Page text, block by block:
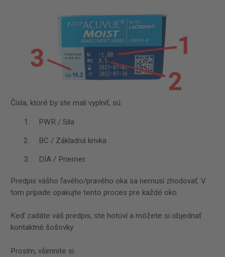
Čísla, ktoré by ste mali vyplniť, sú:
PWR / Sila
BC / Základná krivka
DIA / Priemer
Predpis vášho ľavého/pravého oka sa nemusí zhodovať. V
tom prípade opakujte tento proces pre každé oko.
Keď zadáte váš predpis, ste hotoví a môžete si objednať
kontaktné šošovky.
Prosím, všimnite si: